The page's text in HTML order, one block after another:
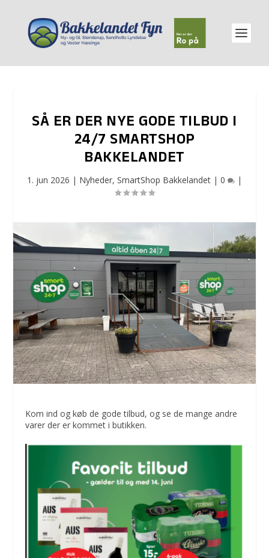
SÅ ER DER NYE GODE TILBUD I
24/7 SMARTSHOP
BAKKELANDET
1. jun 2026 | Nyheder, SmartShop Bakkelandet | 0 |
Kom ind og køb de gode tilbud, og se de mange andre
varer der er kommet i butikken.